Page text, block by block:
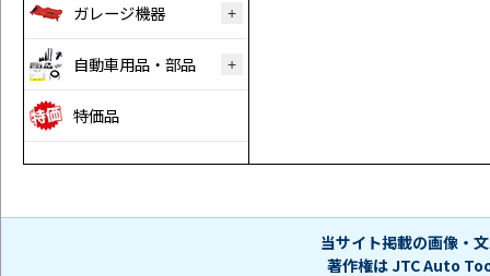
ガレージ機器
自動車用品・部品
特価品
当サイト掲載の画像・
著作権は JTC Auto